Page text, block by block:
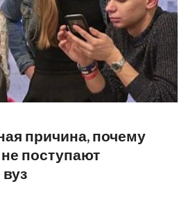
причина, почему
поступают